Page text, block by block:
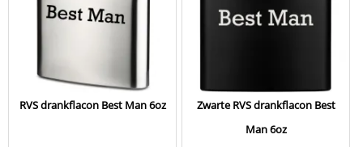
RVS drankflacon Best Man 6oz
Zwarte RVS drankflacon Best
Man 6oz